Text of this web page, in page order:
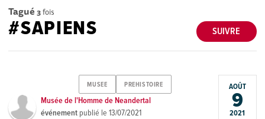
Tagué 3fois
SUIVRE
#SAPIENS
MUSEE PREHISTOIRE
Musée de l'Homme de Neandertal
événement publié le13/07/2021
AOÛT
9
2021